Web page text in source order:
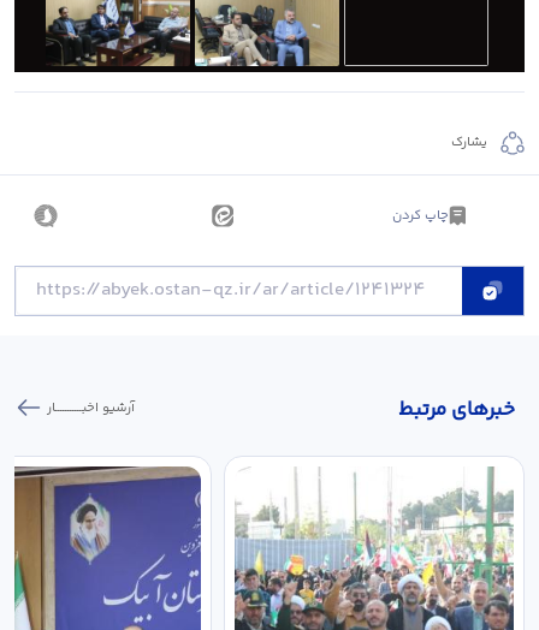
يشارك
چاپ کردن
خبر‌های مرتبط آرشیو اخبـــــــــــار